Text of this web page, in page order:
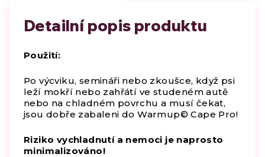
Detailní popis produktu
Použití:
Po výcviku, semináři nebo zkoušce, když psi
leží mokří nebo zahřátí ve studeném autě
nebo na chladném povrchu a musí čekat,
jsou dobře zabaleni do Warmup© Cape Pro!
Riziko vychladnutí a nemoci je naprosto
minimalizováno!